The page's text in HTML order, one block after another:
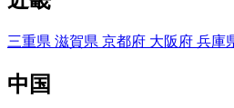
三重県 滋賀県 京都府 大阪府 兵庫
中国